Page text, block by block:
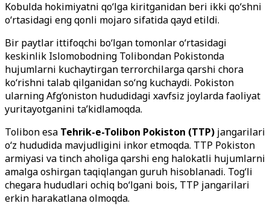
Kobulda hokimiyatni qo‘lga kiritganidan beri ikki qo‘shni
o‘rtasidagi eng qonli mojaro sifatida qayd etildi.
Bir paytlar ittifoqchi bo‘lgan tomonlar o‘rtasidagi
keskinlik Islomobodning Tolibondan Pokistonda
hujumlarni kuchaytirgan terrorchilarga qarshi chora
ko‘rishni talab qilganidan so‘ng kuchaydi. Pokiston
ularning Afg‘oniston hududidagi xavfsiz joylarda faoliyat
yuritayotganini ta’kidlamoqda.
Tolibon esa Tehrik-e-Tolibon Pokiston (TTP) jangarilari
o‘z hududida mavjudligini inkor etmoqda. TTP Pokiston
armiyasi va tinch aholiga qarshi eng halokatli hujumlarni
amalga oshirgan taqiqlangan guruh hisoblanadi. Tog‘li
chegara hududlari ochiq bo‘lgani bois, TTP jangarilari
erkin harakatlana olmoqda.